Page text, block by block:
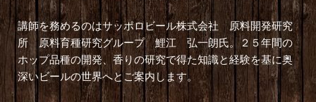
講師を務めるのはサッポロビール株式会社 原料開発研究
所 原料育種研究グループ 鯉江 弘一朗氏。２５年間の
ホップ品種の開発、香りの研究で得た知識と経験を基に奥
深いビールの世界へとご案内します。